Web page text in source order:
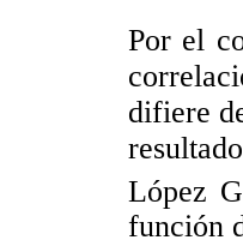
Por el
difiere
López
función